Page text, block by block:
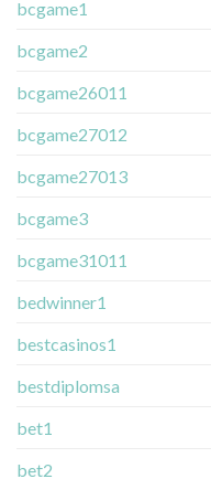
bcgame1
bcgame2
bcgame26011
bcgame27012
bcgame27013
bcgame3
bcgame31011
bedwinner1
bestcasinos1
bestdiplomsa
bet1
bet2